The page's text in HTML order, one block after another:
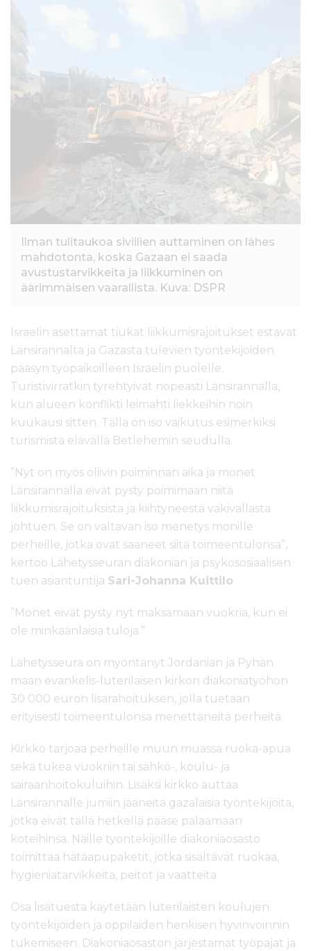
Ilman tulitaukoa siviilien auttaminen on lähes
mahdotonta, koska Gazaan ei saada
avustustarvikkeita ja liikkuminen on
äärimmäisen vaarallista. Kuva: DSPR
Israelin asettamat tiukat liikkumisrajoitukset estävät
Länsirannalta ja Gazasta tulevien työntekijöiden
pääsyn työpaikoilleen Israelin puolelle.
Turistivirratkin tyrehtyivät nopeasti Länsirannalla,
kun alueen konflikti leimahti liekkeihin noin
kuukausi sitten. Tällä on iso vaikutus esimerkiksi
turismista elävällä Betlehemin seudulla.
”Nyt on myös oliivin poiminnan aika ja monet
Länsirannalla eivät pysty poimimaan niitä
liikkumisrajoituksista ja kiihtyneestä väkivallasta
johtuen. Se on valtavan iso menetys monille
perheille, jotka ovat saaneet siitä toimeentulonsa”,
kertoo Lähetysseuran diakonian ja psykososiaalisen
tuen asiantuntija Sari-Johanna Kuittilo.
”Monet eivät pysty nyt maksamaan vuokria, kun ei
ole minkäänlaisia tuloja.”
Lähetysseura on myöntänyt Jordanian ja Pyhän
maan evankelis-luterilaisen kirkon diakoniatyöhön
30 000 euron lisärahoituksen, jolla tuetaan
erityisesti toimeentulonsa menettäneitä perheitä.
Kirkko tarjoaa perheille muun muassa ruoka-apua
sekä tukea vuokriin tai sähkö-, koulu- ja
sairaanhoitokuluihin. Lisäksi kirkko auttaa
Länsirannalle jumiin jääneitä gazalaisia työntekijöitä,
jotka eivät tällä hetkellä pääse palaamaan
koteihinsa. Näille työntekijöille diakoniaosasto
toimittaa hätäapupaketit, jotka sisältävät ruokaa,
hygieniatarvikkeita, peitot ja vaatteita.
Osa lisätuesta käytetään luterilaisten koulujen
työntekijöiden ja oppilaiden henkisen hyvinvoinnin
tukemiseen. Diakoniaosaston järjestämät työpajat ja